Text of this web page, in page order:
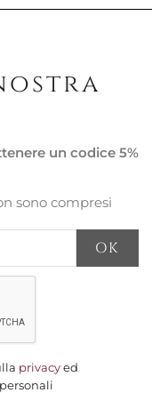
un codice 5%
sono compresi
privacy ed